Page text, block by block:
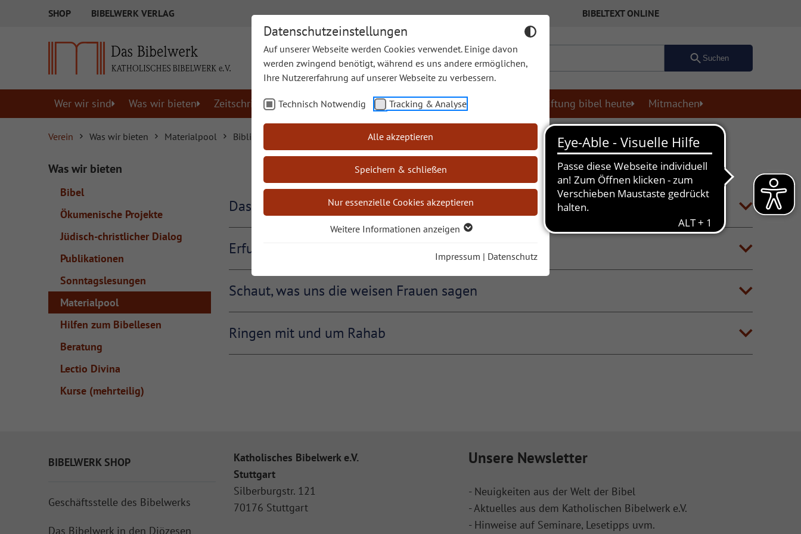
Datenschutzeinstellungen
Auf unserer Webseite werden Cookies verwendet. Einige davon
werden zwingend benötigt, während es uns andere ermöglichen,
Ihre Nutzererfahrung auf unserer Webseite zu verbessern.
Technisch Notwendig Tracking & Analyse
Alle akzeptieren
Speichern & schließen
Nur essenzielle Cookies akzeptieren
Weitere Informationen anzeigen
Impressum | Datenschutz
SHOP BIBELWERK VERLAG BIBELTEXT ONLINE
Suchen
Wer wir sind Was wir bieten Zeitschriften Sonntagslesungen Lectio Divina Leichte Sprache Stiftung bibel heute Mitmachen
Verein Was wir bieten Materialpool Biblische Bücher
Was wir bieten
Bibel
Ökumenische Projekte
Jüdisch-christlicher Dialog
Publikationen
Sonntagslesungen
Materialpool
Hilfen zum Bibellesen
Beratung
Lectio Divina
Kurse (mehrteilig)
Das Buch Josua
Erfunden oder wahr?
Schaut, was uns die weisen Frauen sagen
Ringen mit und um Rahab
BIBELWERK SHOP
Geschäftsstelle des Bibelwerks
Das Bibelwerk in den Diözesen
Katholisches Bibelwerk e.V.
Stuttgart
Silberburgstr. 121
70176 Stuttgart
Unsere Newsletter
- Neuigkeiten aus der Welt der Bibel
- Aktuelles aus dem Katholischen Bibelwerk e.V.
- Hinweise auf Seminare, Lesetipps uvm.